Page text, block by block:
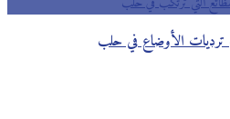
الأوضاع في حلب